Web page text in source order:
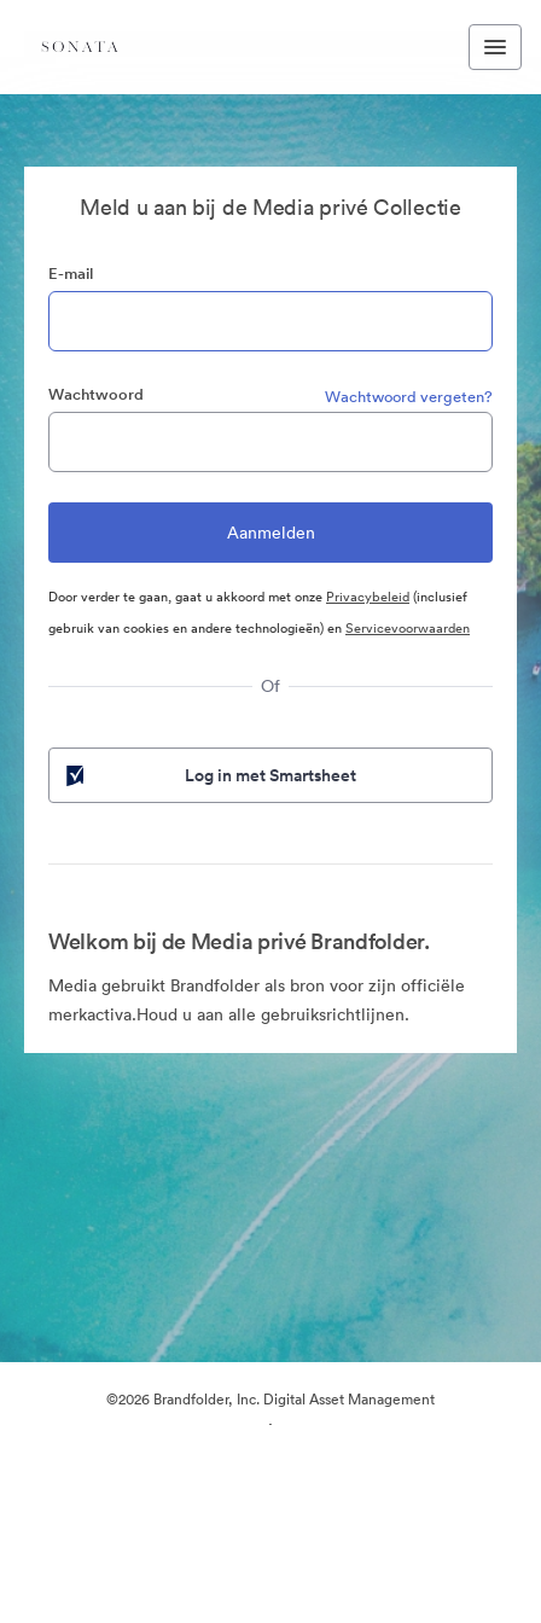
Meld u aan bij de Media privé Collectie
E-mail
Wachtwoord Wachtwoord vergeten?
Door verder te gaan, gaat u akkoord met onze Privacybeleid(inclusief
gebruik van cookies en andere technologieën) enServicevoorwaarden
Of
Log in met Smartsheet
Welkom bij de Media privé Brandfolder.
Media gebruikt Brandfolder als bron voor zijn officiële
merkactiva.Houd u aan alle gebruiksrichtlijnen.
©2026 Brandfolder, Inc. Digital Asset Management
·